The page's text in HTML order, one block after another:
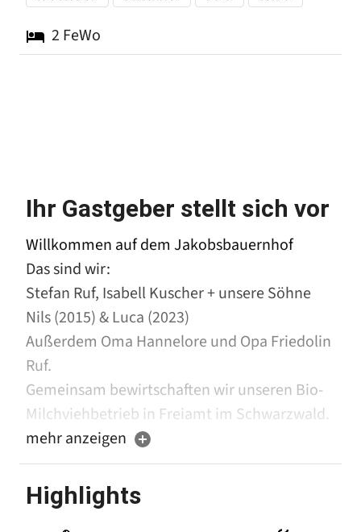
2 FeWo
Ihr Gastgeber stellt sich vor
Willkommen auf dem Jakobsbauernhof
Das sind wir:
Stefan Ruf, Isabell Kuscher + unsere Söhne
Nils (2015) & Luca (2023)
Außerdem Oma Hannelore und Opa Friedolin
Ruf.
Gemeinsam bewirtschaften wir unseren Bio-
Milchviehbetrieb in Freiamt im Schwarzwald.
Zahlreiche Ausflugsziele z.B. der Europa-Park,
der Titisee und Freiburg sind von uns aus gut
zu erreichen und lassen den Schwarzwald
hautnah erleben!
mehr anzeigen
Highlights